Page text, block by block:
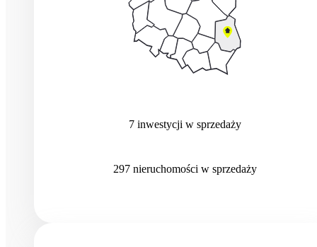
7 inwestycji w sprzedaży
297 nieruchomości w sprzedaży